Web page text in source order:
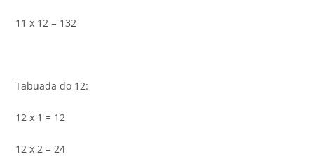
11 x 12 = 132
Tabuada do 12:
12 x 1 = 12
12 x 2 = 24